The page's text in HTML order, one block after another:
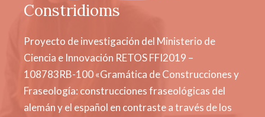
Constridioms
Proyecto de investigación del Ministerio de
Ciencia e Innovación RETOS FFI2019 –
108783RB-100 «Gramática de Construcciones y
Fraseología: construcciones fraseológicas del
alemán y el español en contraste a través de los